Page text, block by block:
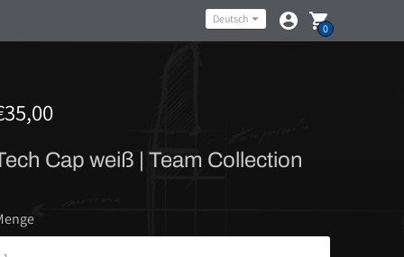
Sprache
Deutsch
0
Cap weiß | Team Collection